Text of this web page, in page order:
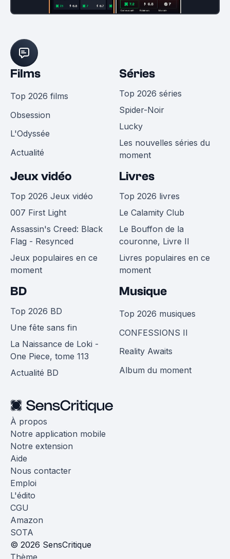
Films
Top 2026 films
Obsession
L'Odyssée
Actualité
Séries
Top 2026 séries
Spider-Noir
Lucky
Les nouvelles séries du
moment
Jeux vidéo
Top 2026 Jeux vidéo
007 First Light
Assassin's Creed: Black
Flag - Resynced
Jeux populaires en ce
moment
Livres
Top 2026 livres
Le Calamity Club
Le Bouffon de la
couronne, Livre II
Livres populaires en ce
moment
BD
Top 2026 BD
Une fête sans fin
La Naissance de Loki -
One Piece, tome 113
Actualité BD
Musique
Top 2026 musiques
CONFESSIONS II
Reality Awaits
Album du moment
À propos
Notre application mobile
Notre extension
Aide
Nous contacter
Emploi
L'édito
CGU
Amazon
SOTA
© 2026 SensCritique
Thème